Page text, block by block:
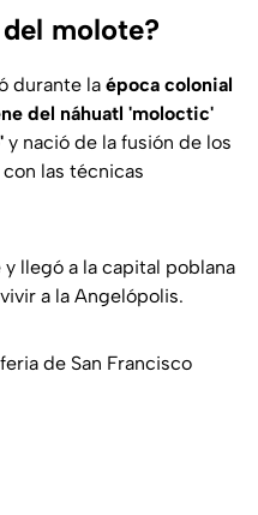
molote?
durante la época colonial
del náhuatl 'moloctic'
y nació de la fusión de los
las técnicas
llegó a la capital poblana
a la Angelópolis.
de San Francisco